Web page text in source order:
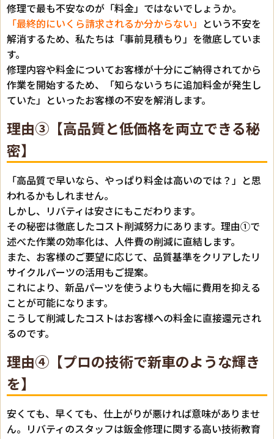
修理で最も不安なのが「料金」ではないでしょうか。
「最終的にいくら請求されるか分からない」 という不安を
解消するため、私たちは「事前見積もり」を徹底していま
す。
修理内容や料金についてお客様が十分にご納得されてから
作業を開始するため、「知らないうちに追加料金が発生し
ていた」といったお客様の不安を解消します。
理由③【高品質と低価格を両立できる秘
密】
「高品質で早いなら、やっぱり料金は高いのでは？」と思
われるかもしれません。
しかし、リバティは安さにもこだわります。
その秘密は徹底したコスト削減努力にあります。理由①で
述べた作業の効率化は、人件費の削減に直結します。
また、お客様のご要望に応じて、品質基準をクリアしたリ
サイクルパーツの活用もご提案。
これにより、新品パーツを使うよりも大幅に費用を抑える
ことが可能になります。
こうして削減したコストはお客様への料金に直接還元され
るのです。
理由④【プロの技術で新車のような輝き
を】
安くても、早くても、仕上がりが悪ければ意味がありませ
ん。リバティのスタッフは鈑金修理に関する高い技術教育